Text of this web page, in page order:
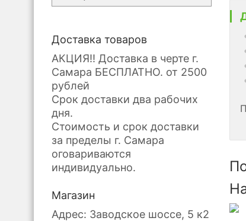
Доставка товаров
АКЦИЯ!! Доставка в черте г.
Самара БЕСПЛАТНО. от 2500
рублей
Срок доставки два рабочих
дня.
Стоимость и срок доставки
за пределы г. Самара
оговариваются
индивидуально.
Магазин
Адрес: Заводское шоссе, 5 к2